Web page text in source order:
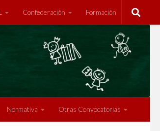
Confederación Formación
Normativa Otras Convocatorias